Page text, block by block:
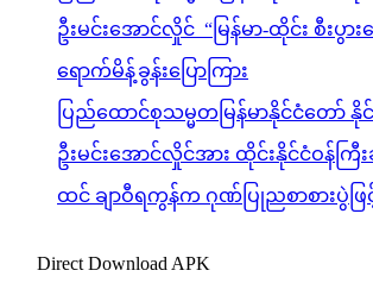
ဦးမင်းအောင်လှိုင် “မြန်မာ-ထိုင်း စီးပွ
ရောက်မိန့်ခွန်းပြောကြား
ပြည်ထောင်စုသမ္မတမြန်မာနိုင်ငံတော်
ဦးမင်းအောင်လှိုင်အား ထိုင်းနိုင်ငံဝန်ကြီ
ထင် ချာဝီရကွန်က ဂုဏ်ပြုညစာစားပွဲဖ
Direct Download APK